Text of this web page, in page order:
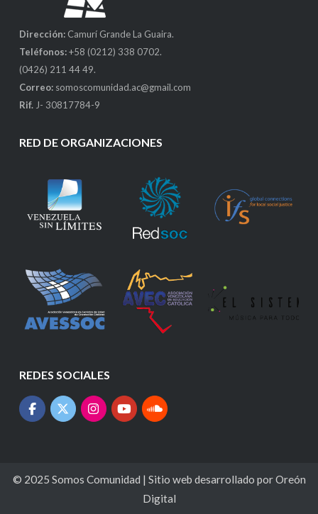
Dirección: Camurí Grande La Guaira.
Teléfonos:+58 (0212) 338 0702.
(0426) 211 44 49.
Correo: somoscomunidad.ac@gmail.com
Rif. J- 30817784-9
RED DE ORGANIZACIONES
REDES SOCIALES
© 2025 Somos Comunidad | Sitio web desarrollado porOreón
Digital